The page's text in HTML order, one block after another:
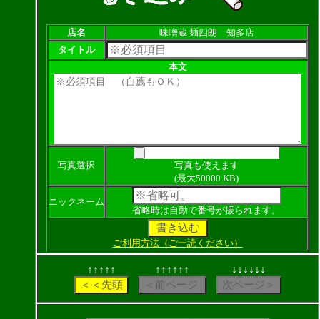
店名
味噌蔵 麺四朗 知多店
タイトル
本文
写真選択
写真も使えます
(最大50000 KB)
ニックネーム
省略時は自動で番号が振られます。
ご利用方法（ご一読ください）
↑↑↑↑↑ ↑↑↑↑↑↑ ↓↓↓↓↓↓